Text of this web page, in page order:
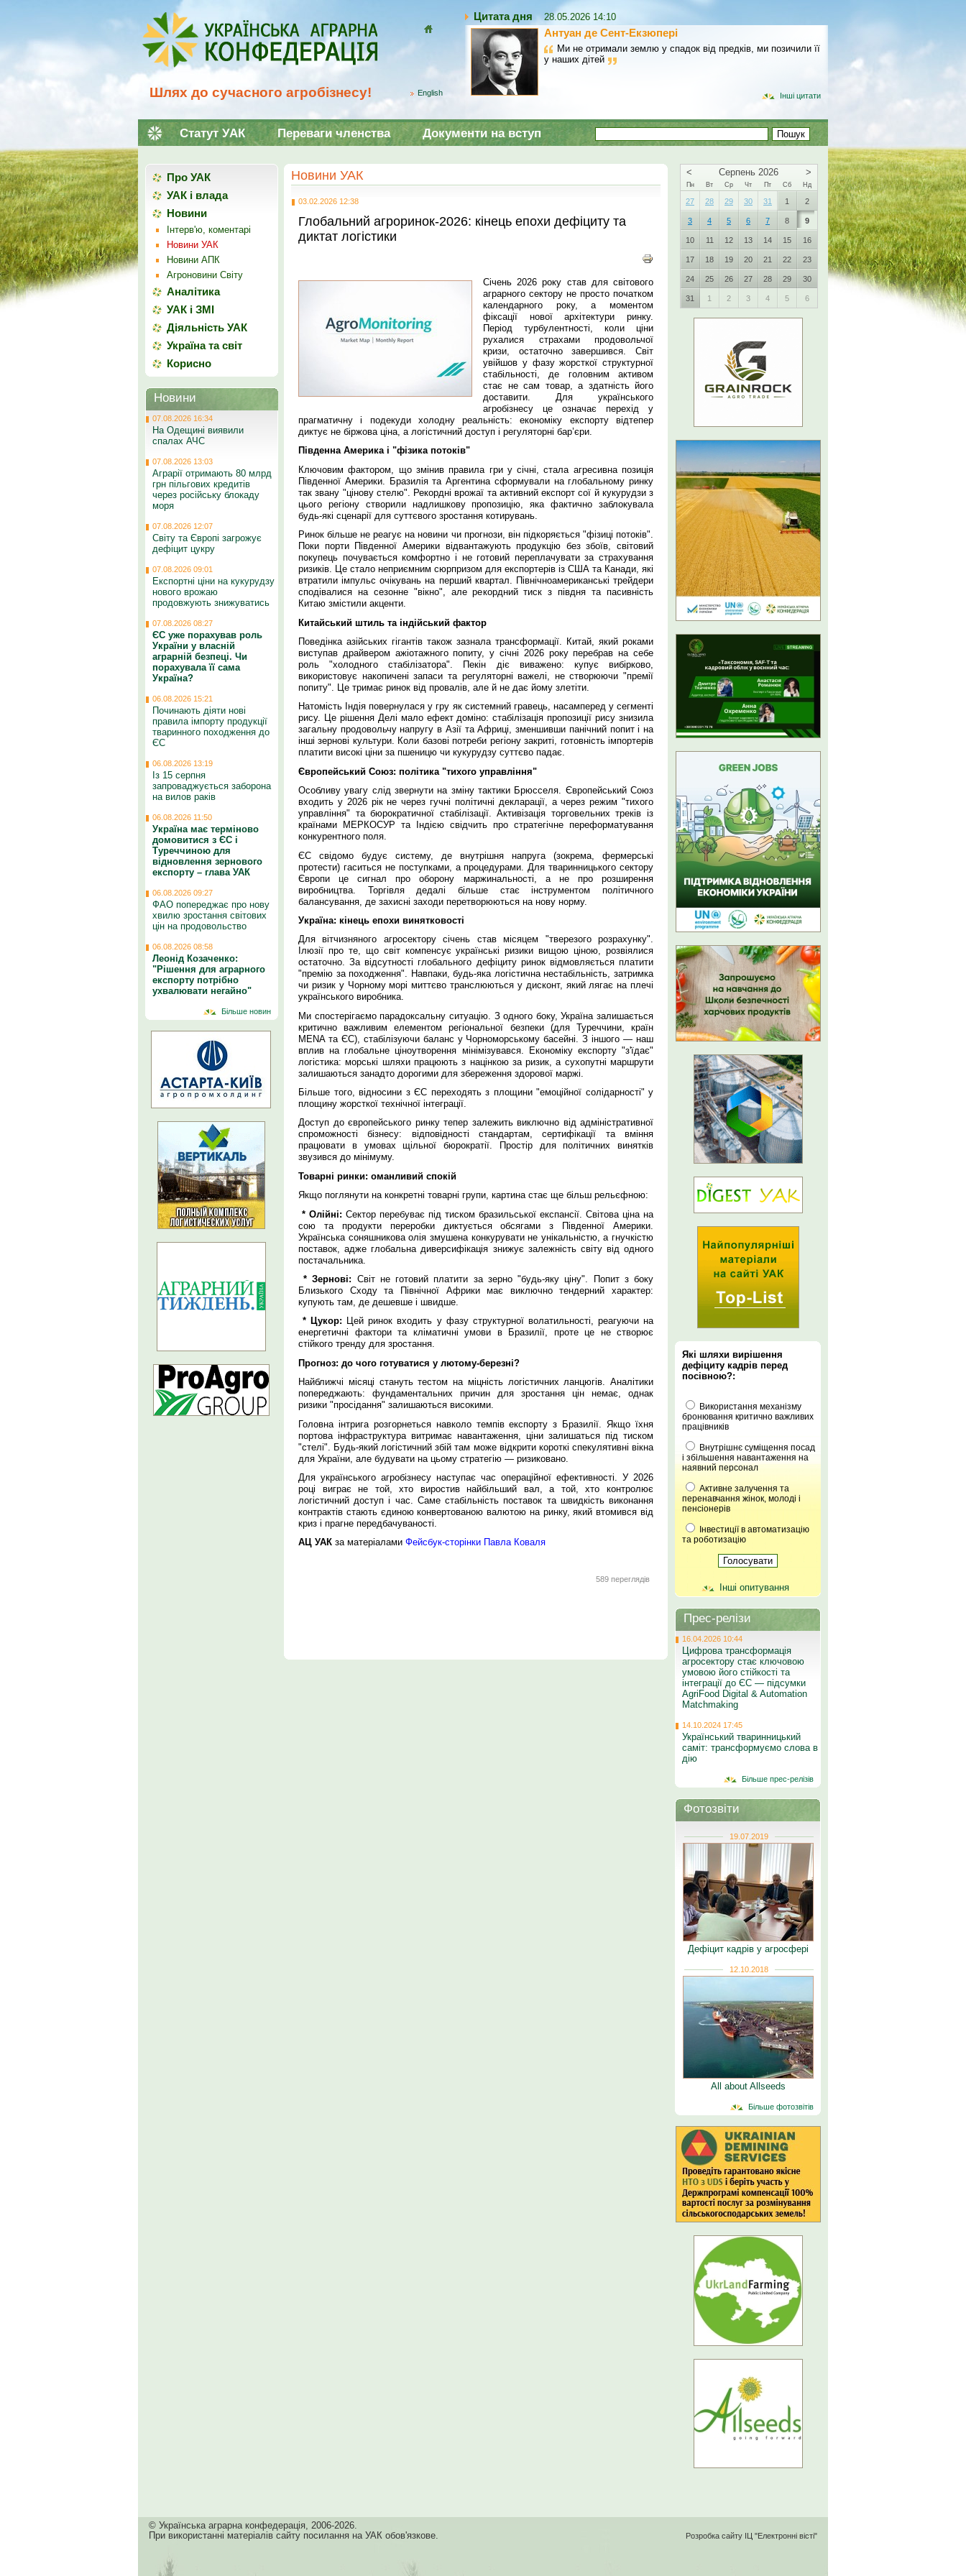
Шлях до сучасного агробізнесу! English
Цитата дня 28.05.2026 14:10
Антуан де Сент-Екзюпері
Ми не отримали землю у спадок від предків, ми позичили її
у наших дітей
Інші цитати
Статут УАК Переваги членства Документи на вступ
Новини УАК
03.02.2026 12:38
Глобальний агроринок-2026: кінець епохи дефіциту та
диктат логістики
Січень 2026 року став для світового
аграрного сектору не просто початком
календарного року, а моментом
фіксації нової архітектури ринку.
Період турбулентності, коли ціни
рухалися страхами продовольчої
кризи, остаточно завершився. Світ
увійшов у фазу жорсткої структурної
стабільності, де головним активом
стає не сам товар, а здатність його
доставити. Для українського
агробізнесу це означає перехід у
прагматичну і подекуди холодну реальність: економіку експорту відтепер
диктує не біржова ціна, а логістичний доступ і регуляторні бар’єри.
Південна Америка і "фізика потоків"
Ключовим фактором, що змінив правила гри у січні, стала агресивна позиція
Південної Америки. Бразилія та Аргентина сформували на глобальному ринку
так звану "цінову стелю". Рекордні врожаї та активний експорт сої й кукурудзи з
цього регіону створили надлишкову пропозицію, яка фактично заблокувала
будь-які сценарії для суттєвого зростання котирувань.
Ринок більше не реагує на новини чи прогнози, він підкоряється "фізиці потоків".
Поки порти Південної Америки відвантажують продукцію без збоїв, світовий
покупець почувається комфортно і не готовий переплачувати за страхування
ризиків. Це стало неприємним сюрпризом для експортерів із США та Канади, які
втратили імпульс очікувань на перший квартал. Північноамериканські трейдери
сподівалися на сезонне "вікно", але рекордний тиск з півдня та пасивність
Китаю змістили акценти.
Китайський штиль та індійський фактор
Поведінка азійських гігантів також зазнала трансформації. Китай, який роками
виступав драйвером ажіотажного попиту, у січні 2026 року перебрав на себе
роль "холодного стабілізатора". Пекін діє виважено: купує вибірково,
використовує накопичені запаси та регуляторні важелі, не створюючи "премії
попиту". Це тримає ринок від провалів, але й не дає йому злетіти.
Натомість Індія повернулася у гру як системний гравець, насамперед у сегменті
рису. Це рішення Делі мало ефект доміно: стабілізація пропозиції рису знизила
загальну продовольчу напругу в Азії та Африці, зменшивши панічний попит і на
інші зернові культури. Коли базові потреби регіону закриті, готовність імпортерів
платити високі ціни за пшеницю чи кукурудзу суттєво падає.
Європейський Союз: політика "тихого управління"
Особливу увагу слід звернути на зміну тактики Брюсселя. Європейський Союз
входить у 2026 рік не через гучні політичні декларації, а через режим "тихого
управління" та бюрократичної стабілізації. Активізація торговельних треків із
країнами МЕРКОСУР та Індією свідчить про стратегічне переформатування
конкурентного поля.
ЄС свідомо будує систему, де внутрішня напруга (зокрема, фермерські
протести) гаситься не поступками, а процедурами. Для тваринницького сектору
Європи це сигнал про оборону маржинальності, а не про розширення
виробництва. Торгівля дедалі більше стає інструментом політичного
балансування, де захисні заходи перетворюються на нову норму.
Україна: кінець епохи винятковості
Для вітчизняного агросектору січень став місяцем "тверезого розрахунку".
Ілюзії про те, що світ компенсує українські ризики вищою ціною, розвіялися
остаточно. За відсутності глобального дефіциту ринок відмовляється платити
"премію за походження". Навпаки, будь-яка логістична нестабільність, затримка
чи ризик у Чорному морі миттєво транслюються у дисконт, який лягає на плечі
українського виробника.
Ми спостерігаємо парадоксальну ситуацію. З одного боку, Україна залишається
критично важливим елементом регіональної безпеки (для Туреччини, країн
MENA та ЄС), стабілізуючи баланс у Чорноморському басейні. З іншого — наш
вплив на глобальне ціноутворення мінімізувався. Економіку експорту "з'їдає"
логістика: морські шляхи працюють з націнкою за ризик, а сухопутні маршрути
залишаються занадто дорогими для збереження здорової маржі.
Більше того, відносини з ЄС переходять з площини "емоційної солідарності" у
площину жорсткої технічної інтеграції.
Доступ до європейського ринку тепер залежить виключно від адміністративної
спроможності бізнесу: відповідності стандартам, сертифікації та вміння
працювати в умовах щільної бюрократії. Простір для політичних винятків
звузився до мінімуму.
Товарні ринки: оманливий спокій
Якщо поглянути на конкретні товарні групи, картина стає ще більш рельєфною:
* Олійні: Сектор перебуває під тиском бразильської експансії. Світова ціна на
сою та продукти переробки диктується обсягами з Південної Америки.
Українська соняшникова олія змушена конкурувати не унікальністю, а гнучкістю
поставок, адже глобальна диверсифікація знижує залежність світу від одного
постачальника.
* Зернові: Світ не готовий платити за зерно "будь-яку ціну". Попит з боку
Близького Сходу та Північної Африки має виключно тендерний характер:
купують там, де дешевше і швидше.
* Цукор: Цей ринок входить у фазу структурної волатильності, реагуючи на
енергетичні фактори та кліматичні умови в Бразилії, проте це не створює
стійкого тренду для зростання.
Прогноз: до чого готуватися у лютому-березні?
Найближчі місяці стануть тестом на міцність логістичних ланцюгів. Аналітики
попереджають: фундаментальних причин для зростання цін немає, однак
ризики "просідання" залишаються високими.
Головна інтрига розгорнеться навколо темпів експорту з Бразилії. Якщо їхня
портова інфраструктура витримає навантаження, ціни залишаться під тиском
"стелі". Будь-який логістичний збій там може відкрити короткі спекулятивні вікна
для України, але будувати на цьому стратегію — ризиковано.
Для українського агробізнесу наступає час операційної ефективності. У 2026
році виграє не той, хто виростив найбільший вал, а той, хто контролює
логістичний доступ і час. Саме стабільність поставок та швидкість виконання
контрактів стають єдиною конвертованою валютою на ринку, який втомився від
криз і прагне передбачуваності.
АЦ УАК за матеріалами Фейсбук-сторінки Павла Коваля
589 переглядів
Про УАК
УАК і влада
Новини
Інтерв'ю, коментарі
Новини УАК
Новини АПК
Агроновини Світу
Аналітика
УАК і ЗМІ
Діяльність УАК
Україна та світ
Корисно
Новини
07.08.2026 16:34
На Одещині виявили
спалах АЧС
07.08.2026 13:03
Аграрії отримають 80 млрд
грн пільгових кредитів
через російську блокаду
моря
07.08.2026 12:07
Світу та Європі загрожує
дефіцит цукру
07.08.2026 09:01
Експортні ціни на кукурудзу
нового врожаю
продовжують знижуватись
07.08.2026 08:27
ЄС уже порахував роль
України у власній
аграрній безпеці. Чи
порахувала її сама
Україна?
06.08.2026 15:21
Починають діяти нові
правила імпорту продукції
тваринного походження до
ЄС
06.08.2026 13:19
Із 15 серпня
запроваджується заборона
на вилов раків
06.08.2026 11:50
Україна має терміново
домовитися з ЄС і
Туреччиною для
відновлення зернового
експорту – глава УАК
06.08.2026 09:27
ФАО попереджає про нову
хвилю зростання світових
цін на продовольство
06.08.2026 08:58
Леонід Козаченко:
"Рішення для аграрного
експорту потрібно
ухвалювати негайно"
Більше новин
< Серпень 2026 >
Пн Вт Ср Чт Пт Сб Нд
27 28 29 30 31 1 2
3 4 5 6 7 8 9
10 11 12 13 14 15 16
17 18 19 20 21 22 23
24 25 26 27 28 29 30
31 1 2 3 4 5 6
Які шляхи вирішення
дефіциту кадрів перед
посівною?:
Використання механізму
бронювання критично важливих
працівників
Внутрішнє суміщення посад
і збільшення навантаження на
наявний персонал
Активне залучення та
перенавчання жінок, молоді і
пенсіонерів
Інвестиції в автоматизацію
та роботизацію
Інші опитування
Прес-релізи
16.04.2026 10:44
Цифрова трансформація
агросектору стає ключовою
умовою його стійкості та
інтеграції до ЄС — підсумки
AgriFood Digital & Automation
Matchmaking
14.10.2024 17:45
Український тваринницький
саміт: трансформуємо слова в
дію
Більше прес-релізів
Фотозвіти
19.07.2019
Дефіцит кадрів у агросфері
12.10.2018
All about Allseeds
Більше фотозвітів
Розробка сайту ІЦ "Електронні вісті"
© Українська аграрна конфедерація, 2006-2026.
При використанні матеріалів сайту посилання на УАК обов'язкове.